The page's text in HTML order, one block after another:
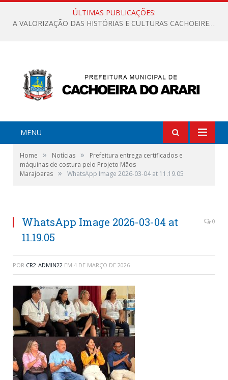
ÚLTIMAS PUBLICAÇÕES:
A VALORIZAÇÃO DAS HISTÓRIAS E CULTURAS CACHOEIRENSES
MENU
Home » Notícias »
Prefeitura entrega certificados e
máquinas de costura pelo Projeto Mãos
Marajoaras » WhatsApp Image 2026-03-04 at 11.19.05
WhatsApp Image 2026-03-04 at
11.19.05
0
POR CR2-ADMIN22 EM 4 DE MARÇO DE 2026